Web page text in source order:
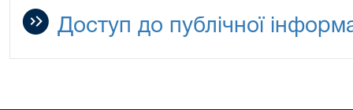
Доступ до публічної